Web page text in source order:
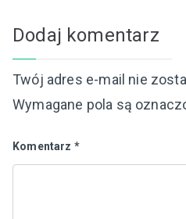
Dodaj komentarz
Twój adres e-mail nie
Wymagane pola są
Komentarz *